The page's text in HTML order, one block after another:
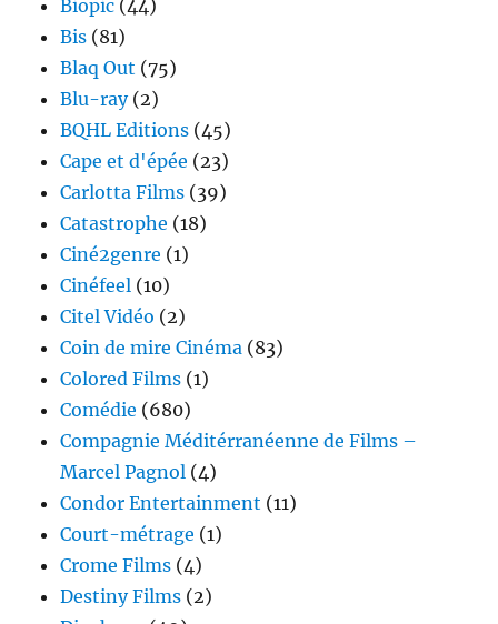
Biopic (44)
Bis (81)
Blaq Out (75)
Blu-ray(2)
BQHL Editions (45)
Cape et d'épée (23)
Carlotta Films (39)
Catastrophe (18)
Ciné2genre (1)
Cinéfeel (10)
Citel Vidéo (2)
Coin de mire Cinéma (83)
Colored Films (1)
Comédie (680)
Compagnie Méditérranéenne de Films –
Marcel Pagnol (4)
Condor Entertainment (11)
Court-métrage (1)
Crome Films (4)
Destiny Films (2)